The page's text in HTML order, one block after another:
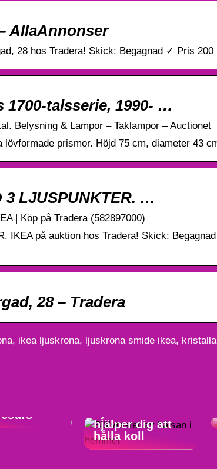
AllaAnnonser
28 hos Tradera! Skick: Begagnad ✓ Pris 200
1700-talsserie, 1990- …
Belysning & Lampor – Taklampor – Auctionet
prismor. Höjd 75 cm, diameter 43
3 LJUSPUNKTER. …
| Köp på Tradera (582897000)
IKEA på auktion hos Tradera! Skick:
28 – Tradera
ikea ljuskrona, ljuskrona smide ikea,
hjälper dig att
hålla koll